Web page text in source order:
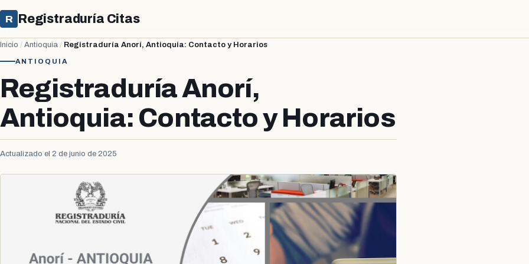
R Registraduría Citas
Inicio / Antioquia / Registraduría Anorí, Antioquia: Contacto y Horarios
ANTIOQUIA
Registraduría Anorí,
Antioquia: Contacto y Horarios
Actualizado el 2 de junio de 2025